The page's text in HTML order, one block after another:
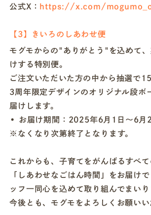
公式X：
https://x.com/
【3】きいろのしあわせ便
モグモからの"ありがとう"を込めて
けする特別便。
ご注文いただいた方の中から抽選で
3周年限定デザインのオリジナル段ボ
届けします。
• お届け期間：2025年6月1日〜6月
※なくなり次第終了となります。
これからも、子育てをがんばるすべ
「しあわせなごはん時間」をお届け
ッフ一同心を込めて取り組んでまいり
今後とも、モグモをよろしくお願いい